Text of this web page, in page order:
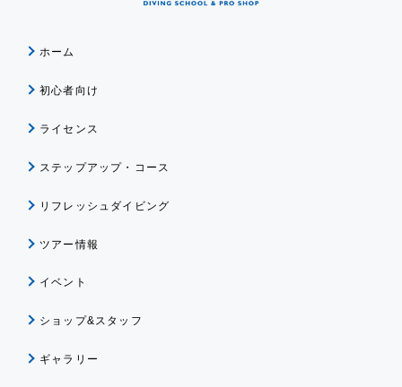
ホーム
初心者向け
ライセンス
ステップアップ・コース
リフレッシュダイビング
ツアー情報
イベント
ショップ&スタッフ
ギャラリー